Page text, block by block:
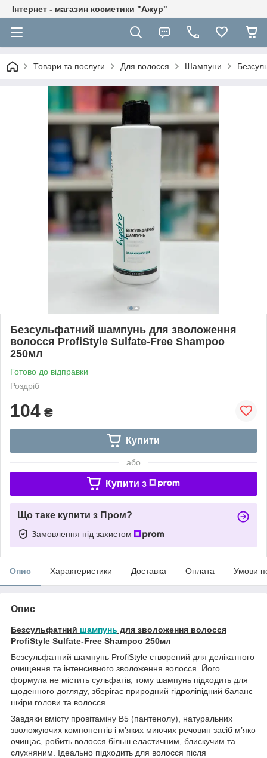
Інтернет - магазин косметики "Ажур"
Товари та послуги Для волосся Шампуни
Безсульфатний шампунь для зволоження
волосся ProfiStyle Sulfate-Free Shampoo
250мл
Готово до відправки
Роздріб
104 ₴
Купити
або
Купити з
Що таке купити з Пром?
Замовлення під захистом
Опис Характеристики Доставка Оплата Умови
Опис
Безсульфатний шампунь для зволоження волосся
ProfiStyle Sulfate-Free Shampoo 250мл
Безсульфатний шампунь ProfiStyle створений для делікатного
очищення та інтенсивного зволоження волосся. Його
формула не містить сульфатів, тому шампунь підходить для
щоденного догляду, зберігає природний гідроліпідний баланс
шкіри голови та волосся.
Завдяки вмісту провітаміну B5 (пантенолу), натуральних
зволожуючих компонентів і м’яких миючих речовин засіб м’яко
очищає, робить волосся більш еластичним, блискучим та
слухняним. Ідеально підходить для волосся після